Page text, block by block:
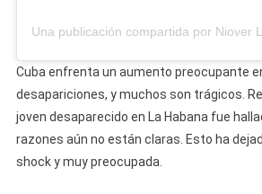
Cuba enfrenta un aumento preocupante
desapariciones, y muchos son trágicos.
joven desaparecido en La Habana fue
razones aún no están claras. Esto ha
shock y muy preocupada.